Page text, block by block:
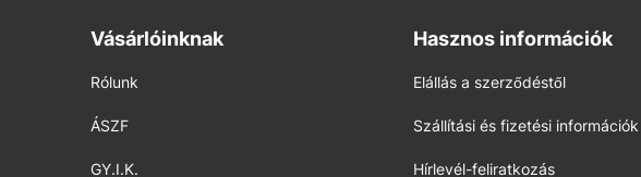
Vásárlóinknak
Rólunk
ÁSZF
GY.I.K.
Hasznos információk
Elállás a szerződéstől
Szállítási és fizetési információk
Hírlevél-feliratkozás